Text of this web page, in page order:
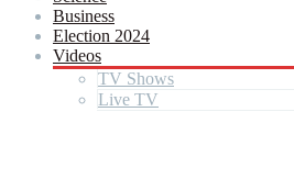
Business
Election 2024
Videos
TV Shows
Live TV